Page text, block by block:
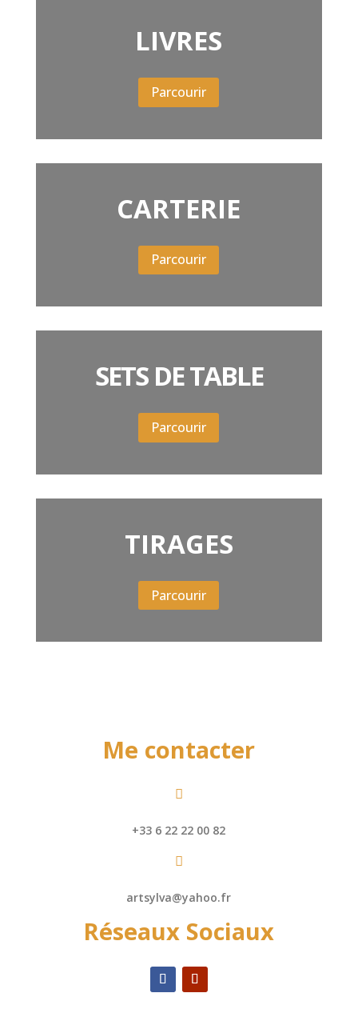
LIVRES
Parcourir
CARTERIE
Parcourir
SETS DE TABLE
Parcourir
TIRAGES
Parcourir
Me contacter

+33 6 22 22 00 82

artsylva@yahoo.fr
Réseaux Sociaux